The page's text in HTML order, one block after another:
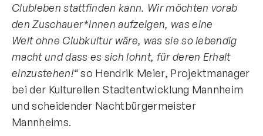
Clubleben stattfinden kann. Wir möchten vorab
den Zuschauer*innen aufzeigen, was eine
Welt ohne Clubkultur wäre, was sie so lebendig
macht und dass es sich lohnt, für deren Erhalt
einzustehen!“so Hendrik Meier, Projektmanager
bei der Kulturellen Stadtentwicklung Mannheim
und scheidender Nachtbürgermeister
Mannheims.